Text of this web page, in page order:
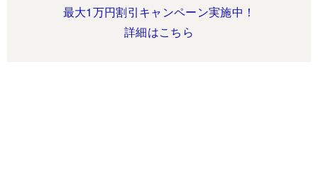
最大1万円割引キャンペーン実施中！
詳細はこちら